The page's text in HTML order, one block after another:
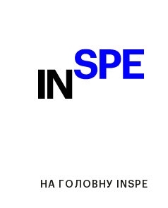
НА ГОЛОВНУ INSPE